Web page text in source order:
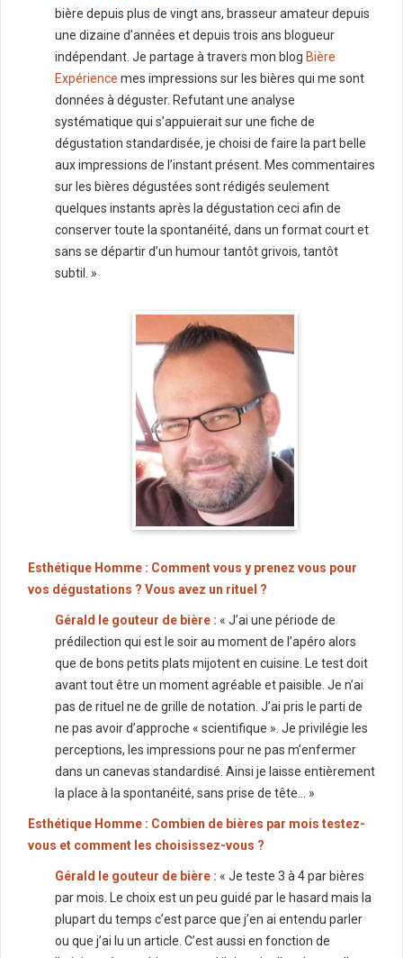
bière depuis plus de vingt ans, brasseur amateur depuis
une dizaine d’années et depuis trois ans blogueur
indépendant. Je partage à travers mon blog Bière
Expérience mes impressions sur les bières qui me sont
données à déguster. Refutant une analyse
systématique qui s’appuierait sur une fiche de
dégustation standardisée, je choisi de faire la part belle
aux impressions de l’instant présent. Mes commentaires
sur les bières dégustées sont rédigés seulement
quelques instants après la dégustation ceci afin de
conserver toute la spontanéité, dans un format court et
sans se départir d’un humour tantôt grivois, tantôt
subtil. »
Esthétique Homme : Comment vous y prenez vous pour
vos dégustations ? Vous avez un rituel ?
Gérald le gouteur de bière : « J’ai une période de
prédilection qui est le soir au moment de l’apéro alors
que de bons petits plats mijotent en cuisine. Le test doit
avant tout être un moment agréable et paisible. Je n’ai
pas de rituel ne de grille de notation. J’ai pris le parti de
ne pas avoir d’approche « scientifique ». Je privilégie les
perceptions, les impressions pour ne pas m’enfermer
dans un canevas standardisé. Ainsi je laisse entièrement
la place à la spontanéité, sans prise de tête… »
Esthétique Homme : Combien de bières par mois testez-
vous et comment les choisissez-vous ?
Gérald le gouteur de bière : « Je teste 3 à 4 par bières
par mois. Le choix est un peu guidé par le hasard mais la
plupart du temps c’est parce que j’en ai entendu parler
ou que j’ai lu un article. C’est aussi en fonction de